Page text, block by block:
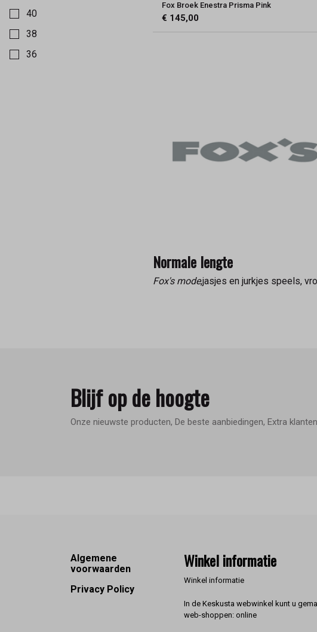
40
38
36
Fox Broek Enestra Prisma Pink
€ 145,00
Normale lengte
Fox's mode,jasjes en jurkjes speels,
Blijf op de hoogte
Onze nieuwste producten, De beste aanbiedingen, Extra
Footer
Algemene
voorwaarden
Privacy Policy
Winkel informatie
Winkel informatie
In de Keskusta webwinkel kunt u
web-shoppen: online